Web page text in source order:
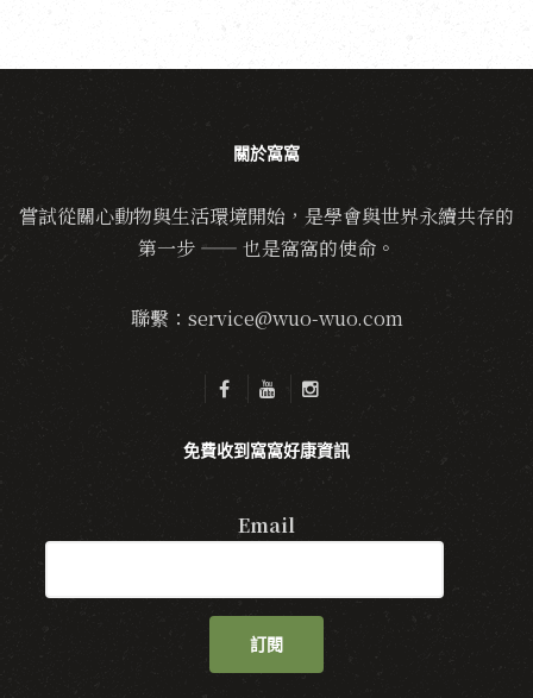
關於窩窩
嘗試從關心動物與生活環境開始，是學會與世界永續共存的
第一步 —— 也是窩窩的使命。
聯繫：service@wuo-wuo.com
免費收到窩窩好康資訊
Email
訂閱